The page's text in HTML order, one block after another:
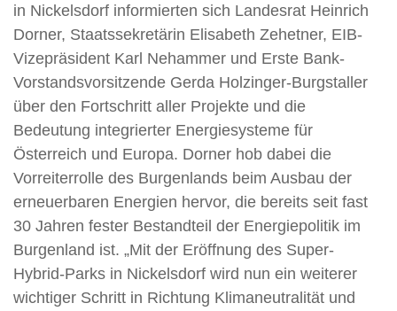
in Nickelsdorf informierten sich Landesrat Heinrich
Dorner, Staatssekretärin Elisabeth Zehetner, EIB-
Vizepräsident Karl Nehammer und Erste Bank-
Vorstandsvorsitzende Gerda Holzinger-Burgstaller
über den Fortschritt aller Projekte und die
Bedeutung integrierter Energiesysteme für
Österreich und Europa. Dorner hob dabei die
Vorreiterrolle des Burgenlands beim Ausbau der
erneuerbaren Energien hervor, die bereits seit fast
30 Jahren fester Bestandteil der Energiepolitik im
Burgenland ist. „Mit der Eröffnung des Super-
Hybrid-Parks in Nickelsdorf wird nun ein weiterer
wichtiger Schritt in Richtung Klimaneutralität und